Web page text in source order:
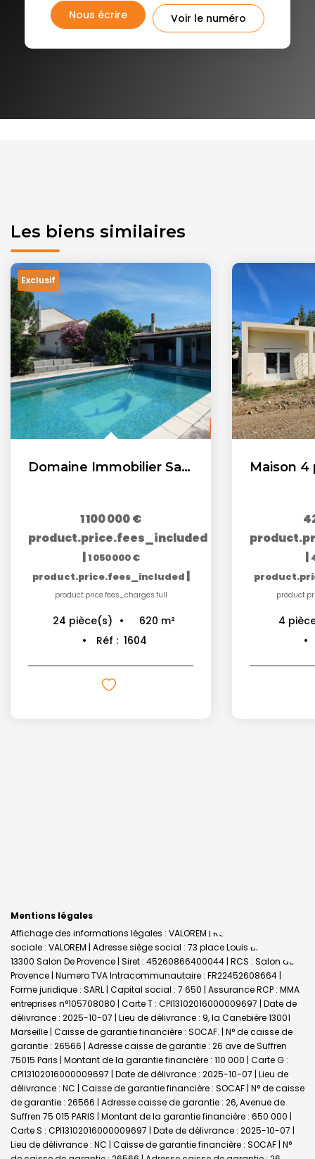
Nous écrire Voir le numéro
Les biens similaires
Exclusif
Domaine Immobilier Salon De Provence 620 m2
1 100 000 €
product.price.fees_included
|1 050 000 €
product.price.fees_included |
product.price.fees_charges.full
24 pièce(s) 620 m²
Réf : 1604
|
4
Mentions légales
Affichage des informations légales : VALOREM | Raison
sociale : VALOREM | Adresse siège social : 73 place Louis Blanc -
13300 Salon De Provence | Siret : 45260866400044 | RCS : Salon de
Provence | Numero TVA Intracommunautaire : FR22452608664 |
Forme juridique : SARL | Capital social : 7 650 | Assurance RCP : MMA
entreprises n°105708080 | Carte T : CPI13102016000009697 | Date de
délivrance : 2025-10-07 | Lieu de délivrance : 9, la Canebière 13001
Marseille | Caisse de garantie financière : SOCAF. | N° de caisse de
garantie : 26566 | Adresse caisse de garantie : 26 ave de Suffren
75015 Paris | Montant de la garantie financière : 110 000 | Carte G :
CPI13102016000009697 | Date de délivrance : 2025-10-07 | Lieu de
délivrance : NC | Caisse de garantie financière : SOCAF | N° de caisse
de garantie : 26566 | Adresse caisse de garantie : 26, Avenue de
Suffren 75 015 PARIS | Montant de la garantie financière : 650 000 |
Carte S : CPI13102016000009697 | Date de délivrance : 2025-10-07 |
Lieu de délivrance : NC | Caisse de garantie financière : SOCAF | N°